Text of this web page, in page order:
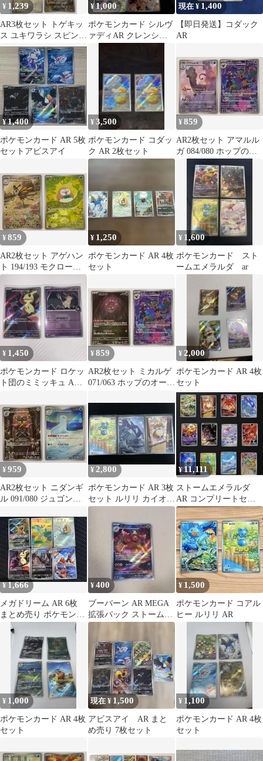
¥ 1,239
AR3枚セット トゲキッ
ス ユキワラシ スピンロ
トム 203/193
¥1,000
ポケモンカード シルヴ
ァディAR クレンシア
現在 ¥ 1,400
【即日発送】コダック
AR
¥1,400
ポケモンカード AR 5枚
セットアビスアイ
¥3,500
ポケモンカード コダッ
ク AR 2枚セット
¥859
AR2枚セット アマルル
ガ 084/080 ホップのオ
¥859
AR2枚セット アゲハン
ト 194/193 モクロー
082/080
¥ 1,250
ポケモンカード AR 4枚
セット
¥ 1,600
ポケモンカード スト
ームエメラルダ ar
¥ 1,450
ポケモンカード ロケッ
ト団のミミッキュ AR・
¥859
AR2枚セット ミカルゲ
071/063 ホップのオーロ
¥2,000
ポケモンカード AR 4枚
セット
¥959
AR2枚セット ニダンギ
ル 091/080 ジュゴン
¥ 2,800
ポケモンカード AR 3枚
セット ルリリ カイオー
ガ ガーディ
¥11,111
ストームエメラルダ
AR コンプリートセッ
ト 12枚 077-088
¥1,666
メガドリーム AR 6枚
まとめ売り ポケモンカ
ード
¥400
ブーバーン AR MEGA
拡張パック ストームエ
メラルダ キラ 079/076
¥ 1,500
ポケモンカード コアル
ヒー ルリリ AR
¥ 1,000
ポケモンカード AR 4枚
セット
現在 ¥ 1,500
アビスアイ AR まと
め売り 7枚セット
¥ 1,100
ポケモンカード AR 4枚
セット